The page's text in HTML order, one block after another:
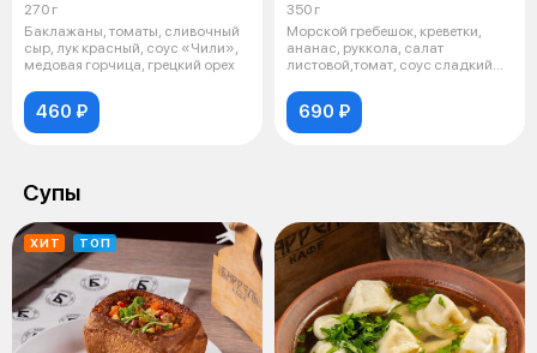
270 г
Баклажаны, томаты, сливочный
сыр, лук красный, соус «Чили»,
медовая горчица, грецкий орех
460 ₽
350 г
Морской гребешок, креветки,
ананас, руккола, салат
листовой,томат, соус сладкий
690 ₽
Супы
ХИТ ТОП